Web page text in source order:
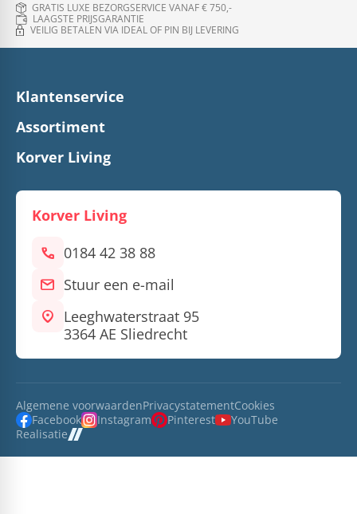
GRATIS LUXE BEZORGSERVICE VANAF € 750,-
LAAGSTE PRIJSGARANTIE
VEILIG BETALEN VIA IDEAL OF PIN BIJ LEVERING
Klantenservice
Assortiment
Korver Living
Korver Living
call 0184 42 38 88
mail Stuur een e-mail
location_on Leeghwaterstraat 95
3364 AE Sliedrecht
Algemene voorwaardenPrivacystatementCookies
Facebook
Instagram Pinterest
YouTube
Realisatie